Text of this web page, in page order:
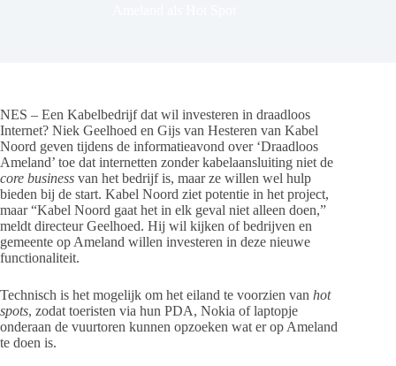
NES – Een Kabelbedrijf dat wil investeren in draadloos
Internet? Niek Geelhoed en Gijs van Hesteren van Kabel
Noord geven tijdens de informatieavond over ‘Draadloos
Ameland’ toe dat internetten zonder kabelaansluiting niet de
core business van het bedrijf is, maar ze willen wel hulp
bieden bij de start. Kabel Noord ziet potentie in het project,
maar “Kabel Noord gaat het in elk geval niet alleen doen,”
meldt directeur Geelhoed. Hij wil kijken of bedrijven en
gemeente op Ameland willen investeren in deze nieuwe
functionaliteit.
Technisch is het mogelijk om het eiland te voorzien van hot
spots, zodat toeristen via hun PDA, Nokia of laptopje
onderaan de vuurtoren kunnen opzoeken wat er op Ameland
te doen is.